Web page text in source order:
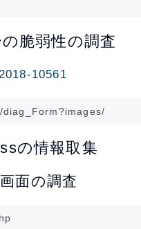
脆弱性の調査
10561
の情報取集
面の調査